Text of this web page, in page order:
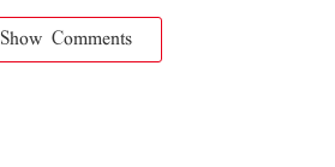
Show Comments